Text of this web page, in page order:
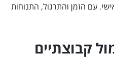
עם הזמן והתרגול, התנוחות
קבוצתיים